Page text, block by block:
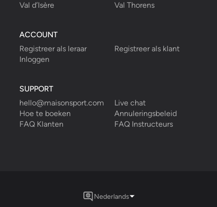
Val d’Isère
Val Thorens
ACCOUNT
Registreer als leraar
Registreer als klant
Inloggen
SUPPORT
hello@maisonsport.com
Live chat
Hoe te boeken
Annuleringsbeleid
FAQ Klanten
FAQ Instructeurs
Nederlands